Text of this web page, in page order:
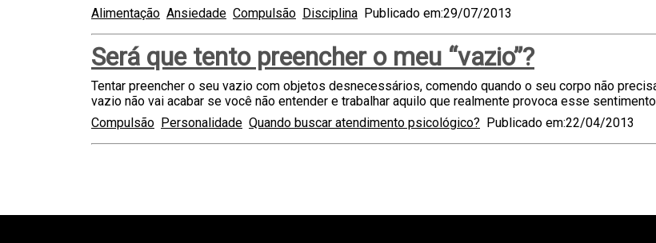
Alimentação Ansiedade Compulsão Disciplina Publicado em:29/07/2013
Será que tento preencher o meu “vazio”?
Tentar preencher o seu vazio com objetos desnecessários, comendo quando o seu corpo não
vazio não vai acabar se você não entender e trabalhar aquilo que realmente provoca esse
Compulsão Personalidade Quando buscar atendimento psicológico? Publicado em:22/04/2013